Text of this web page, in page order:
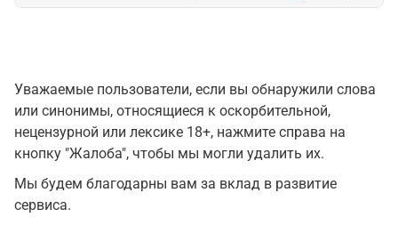
Уважаемые пользователи, если вы обнаружили слова
или синонимы, относящиеся к оскорбительной,
нецензурной или лексике 18+, нажмите справа на
кнопку "Жалоба", чтобы мы могли удалить их.
Мы будем благодарны вам за вклад в развитие
сервиса.